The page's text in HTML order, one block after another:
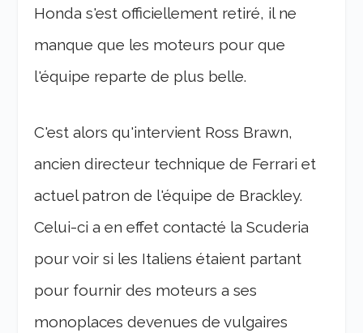
Honda s'est officiellement retiré, il ne
manque que les moteurs pour que
l'équipe reparte de plus belle.
C'est alors qu'intervient Ross Brawn,
ancien directeur technique de Ferrari et
actuel patron de l'équipe de Brackley.
Celui-ci a en effet contacté la Scuderia
pour voir si les Italiens étaient partant
pour fournir des moteurs a ses
monoplaces devenues de vulgaires